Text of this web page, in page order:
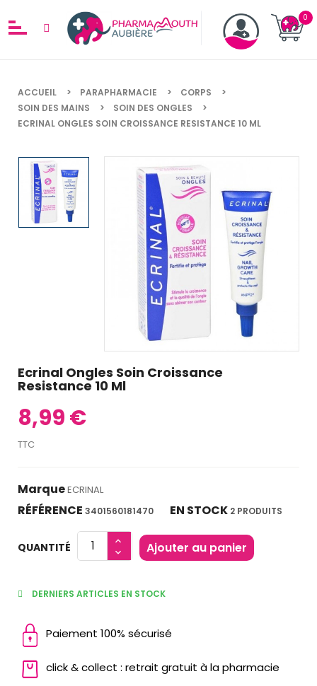
ACCUEIL PARAPHARMACIE
CORPS
SOIN DES MAINS
SOIN DES ONGLES
ECRINAL ONGLES SOIN CROISSANCE RESISTANCE 10 ML
Ecrinal Ongles Soin Croissance
Resistance 10 Ml
8,99 €
TTC
MarqueECRINAL
RÉFÉRENCE 3401560181470 EN STOCK 2 PRODUITS
QUANTITÉ Ajouter au panier
DERNIERS ARTICLES EN STOCK
Paiement 100% sécurisé
click & collect : retrait gratuit à la pharmacie